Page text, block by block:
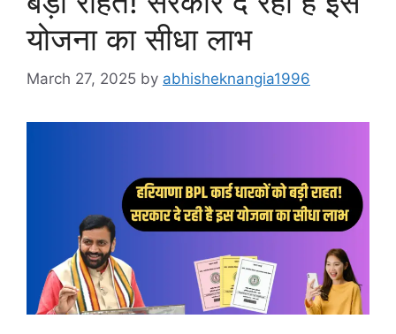
योजना का सीधा लाभ
March 27, 2025 by abhisheknangia1996